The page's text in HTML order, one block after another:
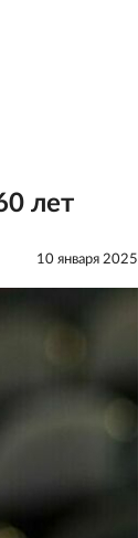
лет
10 января 2025